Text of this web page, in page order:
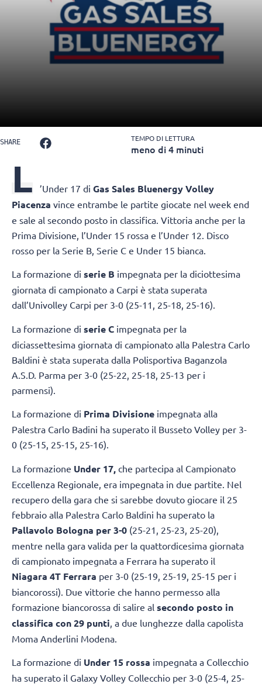
SHARE TEMPO DI LETTURA
meno di 4 minuti
L ’Under 17 di Gas Sales Bluenergy Volley
Piacenza vince entrambe le partite giocate nel week end
e sale al secondo posto in classifica. Vittoria anche per la
Prima Divisione, l’Under 15 rossa e l’Under 12. Disco
rosso per la Serie B, Serie C e Under 15 bianca.
La formazione di serie B impegnata per la diciottesima
giornata di campionato a Carpi è stata superata
dall’Univolley Carpi per 3-0 (25-11, 25-18, 25-16).
La formazione di serie C impegnata per la
diciassettesima giornata di campionato alla Palestra Carlo
Baldini è stata superata dalla Polisportiva Baganzola
A.S.D. Parma per 3-0 (25-22, 25-18, 25-13 per i
parmensi).
La formazione di Prima Divisione impegnata alla
Palestra Carlo Badini ha superato il Busseto Volley per 3-
0 (25-15, 25-15, 25-16).
La formazione Under 17, che partecipa al Campionato
Eccellenza Regionale, era impegnata in due partite. Nel
recupero della gara che si sarebbe dovuto giocare il 25
febbraio alla Palestra Carlo Baldini ha superato la
Pallavolo Bologna per 3-0 (25-21, 25-23, 25-20),
mentre nella gara valida per la quattordicesima giornata
di campionato impegnata a Ferrara ha superato il
Niagara 4T Ferrara per 3-0 (25-19, 25-19, 25-15 per i
biancorossi). Due vittorie che hanno permesso alla
formazione biancorossa di salire al secondo posto in
classifica con 29 punti , a due lunghezze dalla capolista
Moma Anderlini Modena.
La formazione di Under 15 rossa impegnata a Collecchio
ha superato il Galaxy Volley Collecchio per 3-0 (25-4, 25-